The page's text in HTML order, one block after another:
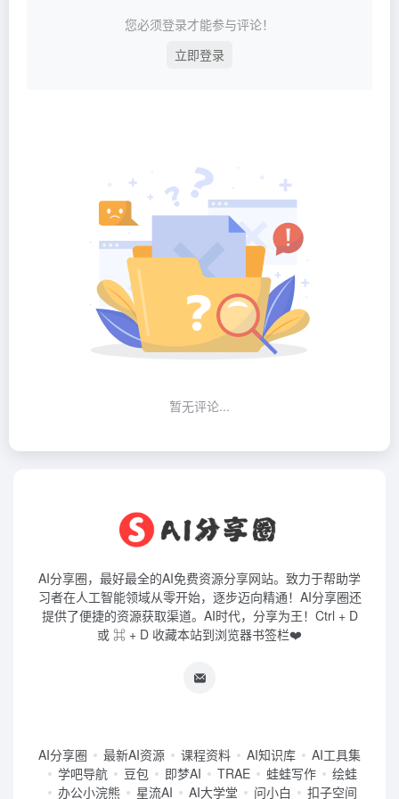
您必须登录才能参与评论！
立即登录
暂无评论...
AI分享圈，最好最全的AI免费资源分享网站。致力于帮助学
习者在人工智能领域从零开始，逐步迈向精通！AI分享圈还
提供了便捷的资源获取渠道。AI时代，分享为王！Ctrl + D
或 ⌘ + D 收藏本站到浏览器书签栏❤️
AI分享圈 最新AI资源 课程资料 AI知识库
AI工具集
学吧导航
豆包 即梦AI TRAE 蛙蛙写作
绘蛙
办公小浣熊
星流AI AI大学堂 问小白 扣子空间